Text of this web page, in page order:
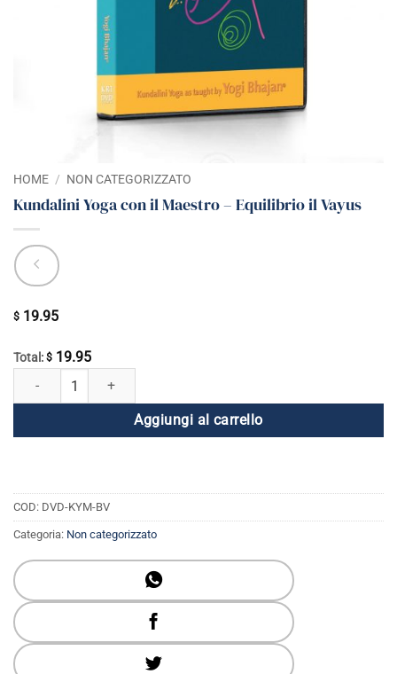
HOME / NON CATEGORIZZATO
Kundalini Yoga con il Maestro – Equilibrio il Vayus
$ 19.95
Total: $ 19.95
Kundalini Yoga con il Maestro - Equilibrio il Vayus quantità
Aggiungi al carrello
COD: DVD-KYM-BV
Categoria: Non categorizzato